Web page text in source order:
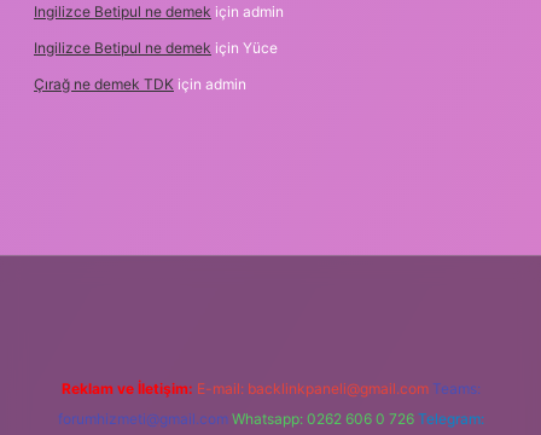
Ingilizce Betipul ne demek için admin
Ingilizce Betipul ne demek için Yüce
Çırağ ne demek TDK için admin
Reklam ve İletişim: E-mail: backlinkpaneli@gmail.com Teams:
forumhizmeti@gmail.com Whatsapp: 0262 606 0 726 Telegram: